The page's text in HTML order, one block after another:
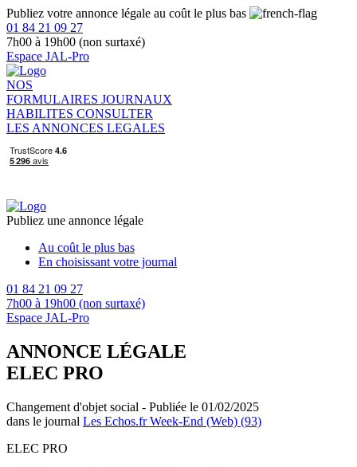
Publiez votre annonce légale au coût le plus bas
01 84 21 09 27
7h00 à 19h00 (non surtaxé)
Espace JAL-Pro
NOS
FORMULAIRES JOURNAUX
HABILITES CONSULTER
LES ANNONCES LEGALES
Publiez une annonce légale
Au coût le plus bas
En choisissant votre journal
01 84 21 09 27
7h00 à 19h00 (non surtaxé)
Espace JAL-Pro
ANNONCE LÉGALE
ELEC PRO
Changement d'objet social - Publiée le 01/02/2025
dans le journal Les Echos.fr Week-End (Web) (93)
ELEC PRO